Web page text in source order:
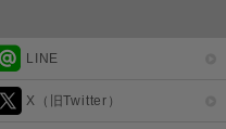
LINE
X（旧Twitter）